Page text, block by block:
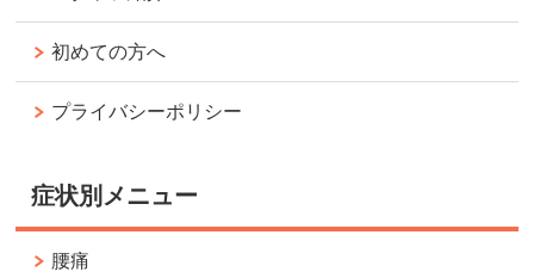
初めての方へ
プライバシーポリシー
症状別メニュー
腰痛